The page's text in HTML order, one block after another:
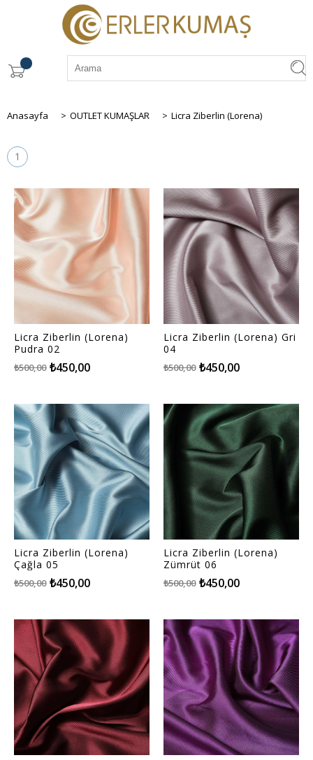
Anasayfa > OUTLET KUMAŞLAR > Licra Ziberlin (Lorena)
1
Licra Ziberlin (Lorena)
Pudra 02
₺450,00
₺500,00
Licra Ziberlin (Lorena) Gri
04
₺450,00
₺500,00
Licra Ziberlin (Lorena)
Çağla 05
₺450,00
₺500,00
Licra Ziberlin (Lorena)
Zümrüt 06
₺450,00
₺500,00